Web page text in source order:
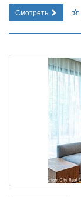
Смотреть